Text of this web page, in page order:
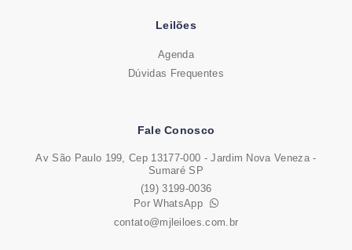
Leilões
Agenda
Dúvidas Frequentes
Fale Conosco
Av São Paulo 199, Cep 13177-000 - Jardim Nova Veneza -
Sumaré SP
(19) 3199-0036
Por WhatsApp
contato@mjleiloes.com.br